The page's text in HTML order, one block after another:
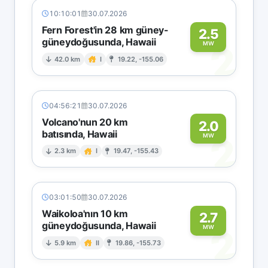
10:10:01 30.07.2026
Fern Forest'in 28 km güney-
güneydoğusunda, Hawaii
42.0 km I 19.22, -155.06
2.5
MW2
04:56:21 30.07.2026
Volcano'nun 20 km
batısında, Hawaii
2.3 km I 19.47, -155.43
2.0
MW2
03:01:50 30.07.2026
Waikoloa'nın 10 km
güneydoğusunda, Hawaii
5.9 km II 19.86, -155.73
2.7
MW
2